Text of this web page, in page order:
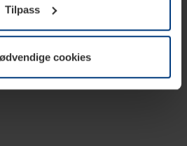
i forklaringen av
sidenPersonvernerklæringpå
Tilpass
cookies